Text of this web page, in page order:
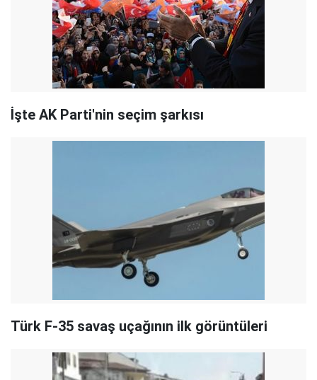
İşte AK Parti'nin seçim şarkısı
Türk F-35 savaş uçağının ilk görüntüleri